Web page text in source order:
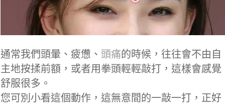
通常我們頭暈、疲憊、 頭痛的時候，往往會不由自
主地按揉前額，或者用拳頭輕輕敲打，這樣會感覺
舒服很多。
您可別小看這個動作，這無意間的一敲一打，正好